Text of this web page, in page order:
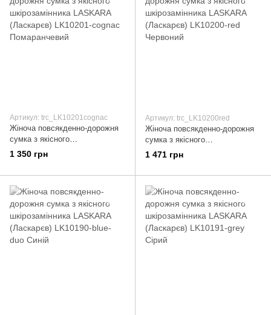
Артикул: trc_LK10201cognac
Жіноча повсякденно-дорожня
сумка з якісного
шкірозамінника LASKARA
(Ласкарєв) LK10201-cognac
1 350 грн
Артикул: trc_LK10200red
Жіноча повсякденно-дорожня
сумка з якісного
шкірозамінника LASKARA
(Ласкарєв) LK10200-red
1 471 грн